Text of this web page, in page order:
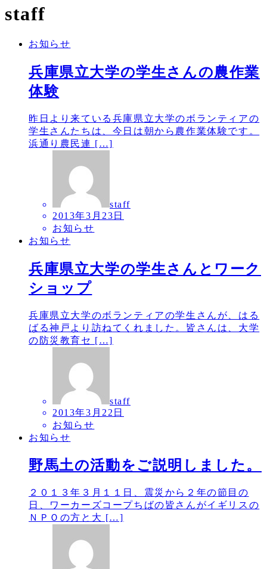
staff
お知らせ
兵庫県立大学の学生さんの農作業
体験
昨日より来ている兵庫県立大学のボランティアの
学生さんたちは、今日は朝から農作業体験です。
浜通り農民連 […]
staff
2013年3月23日
お知らせ
お知らせ
兵庫県立大学の学生さんとワーク
ショップ
兵庫県立大学のボランティアの学生さんが、はる
ばる神戸より訪ねてくれました。皆さんは、大学
の防災教育セ […]
staff
2013年3月22日
お知らせ
お知らせ
野馬土の活動をご説明しました。
２０１３年３月１１日、震災から２年の節目の
日、ワーカーズコープちばの皆さんがイギリスの
ＮＰＯの方と大 […]